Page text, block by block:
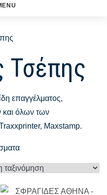
Τσέπης
επαγγέλματος,
και όλων των
Maxstamp.